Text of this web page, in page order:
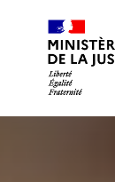
Aller au